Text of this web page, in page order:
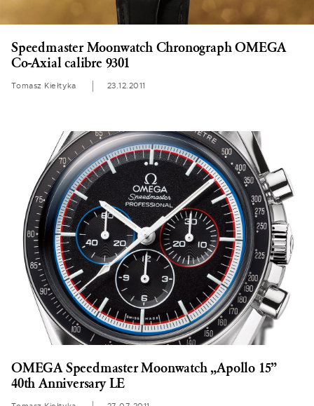
Speedmaster Moonwatch Chronograph OMEGA
Co-Axial calibre 9301
Tomasz Kiełtyka 23.12.2011
OMEGA Speedmaster Moonwatch „Apollo 15”
40th Anniversary LE